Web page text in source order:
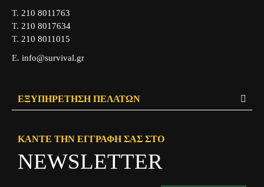
Τ. 210 8011763
Τ. 210 8017634
Τ. 210 8011015
Ε. info@survival.gr
ΕΞΥΠΗΡΈΤΗΣΗ ΠΕΛΑΤΏΝ
ΚΆΝΤΕ ΤΗΝ ΕΓΓΡΑΦΉ ΣΑΣ ΣΤΟ
NEWSLETTER